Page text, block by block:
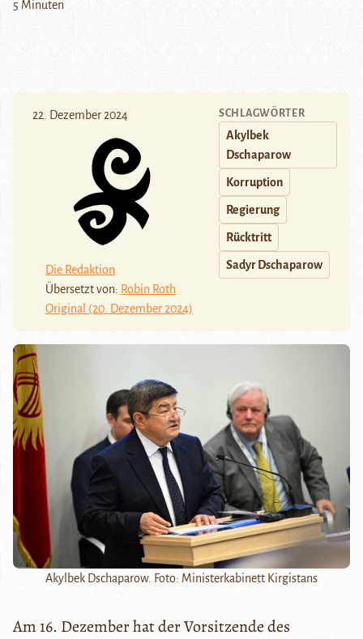
5 Minuten
22. Dezember 2024
Die Redaktion
Übersetzt von: Robin Roth
Original (20. Dezember 2024)
SCHLAGWÖRTER
Akylbek
Dschaparow
Korruption
Regierung
Rücktritt
Sadyr Dschaparow
Akylbek Dschaparow. Foto: Ministerkabinett Kirgistans
Am 16. Dezember hat der Vorsitzende des